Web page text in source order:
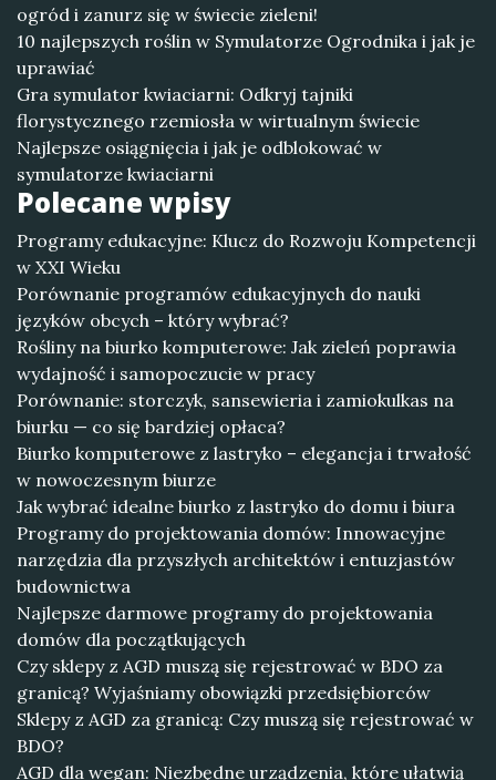
ogród i zanurz się w świecie zieleni!
10 najlepszych roślin w Symulatorze Ogrodnika i jak je
uprawiać
Gra symulator kwiaciarni: Odkryj tajniki
florystycznego rzemiosła w wirtualnym świecie
Najlepsze osiągnięcia i jak je odblokować w
symulatorze kwiaciarni
Polecane wpisy
Programy edukacyjne: Klucz do Rozwoju Kompetencji
w XXI Wieku
Porównanie programów edukacyjnych do nauki
języków obcych – który wybrać?
Rośliny na biurko komputerowe: Jak zieleń poprawia
wydajność i samopoczucie w pracy
Porównanie: storczyk, sansewieria i zamiokulkas na
biurku — co się bardziej opłaca?
Biurko komputerowe z lastryko – elegancja i trwałość
w nowoczesnym biurze
Jak wybrać idealne biurko z lastryko do domu i biura
Programy do projektowania domów: Innowacyjne
narzędzia dla przyszłych architektów i entuzjastów
budownictwa
Najlepsze darmowe programy do projektowania
domów dla początkujących
Czy sklepy z AGD muszą się rejestrować w BDO za
granicą? Wyjaśniamy obowiązki przedsiębiorców
Sklepy z AGD za granicą: Czy muszą się rejestrować w
BDO?
AGD dla wegan: Niezbędne urządzenia, które ułatwią